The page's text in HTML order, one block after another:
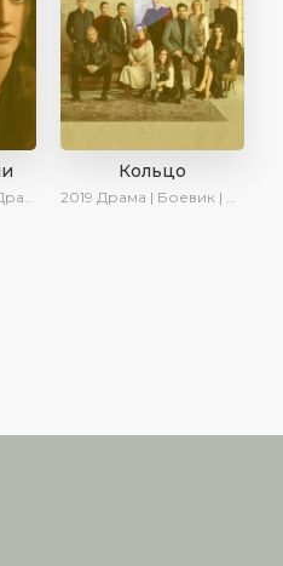
2024
Кольцо
2019 Драма | Боевик | Криминал